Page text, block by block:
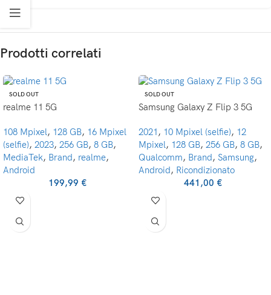
Prodotti correlati
SOLD OUT
realme 11 5G
108 Mpixel, 128 GB, 16 Mpixel
(selfie), 2023, 256 GB, 8 GB,
MediaTek, Brand , realme,
Android
199,99 €
SOLD OUT
Samsung Galaxy Z Flip 3 5G
2021 , 10 Mpixel (selfie), 12
Mpixel, 128 GB, 256 GB, 8 GB,
Qualcomm, Brand , Samsung,
Android , Ricondizionato
441,00 €